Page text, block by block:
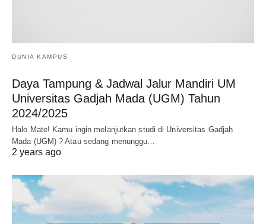
DUNIA KAMPUS
Daya Tampung & Jadwal Jalur Mandiri UM
Universitas Gadjah Mada (UGM) Tahun
2024/2025
Halo Mate! Kamu ingin melanjutkan studi di Universitas Gadjah
Mada (UGM) ? Atau sedang menunggu…
2 years ago